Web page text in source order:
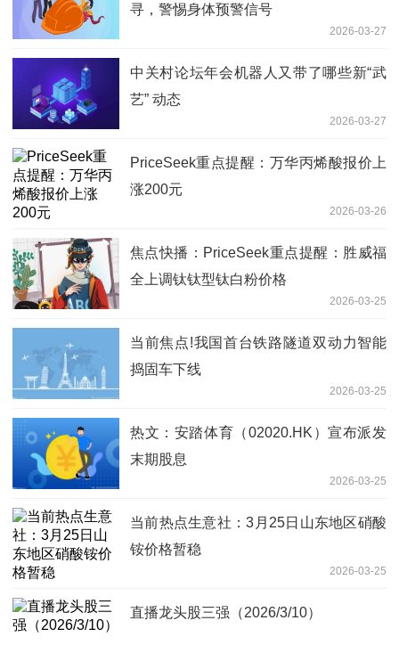
寻，警惕身体预警信号
2026-03-27
中关村论坛年会机器人又带了哪些新“武
艺” 动态
2026-03-27
PriceSeek重点提醒：万华丙烯酸报价上
涨200元
2026-03-26
焦点快播：PriceSeek重点提醒：胜威福
全上调钛钛型钛白粉价格
2026-03-25
当前焦点!我国首台铁路隧道双动力智能
捣固车下线
2026-03-25
热文：安踏体育（02020.HK）宣布派发
末期股息
2026-03-25
当前热点生意社：3月25日山东地区硝酸
铵价格暂稳
2026-03-25
直播龙头股三强（2026/3/10）